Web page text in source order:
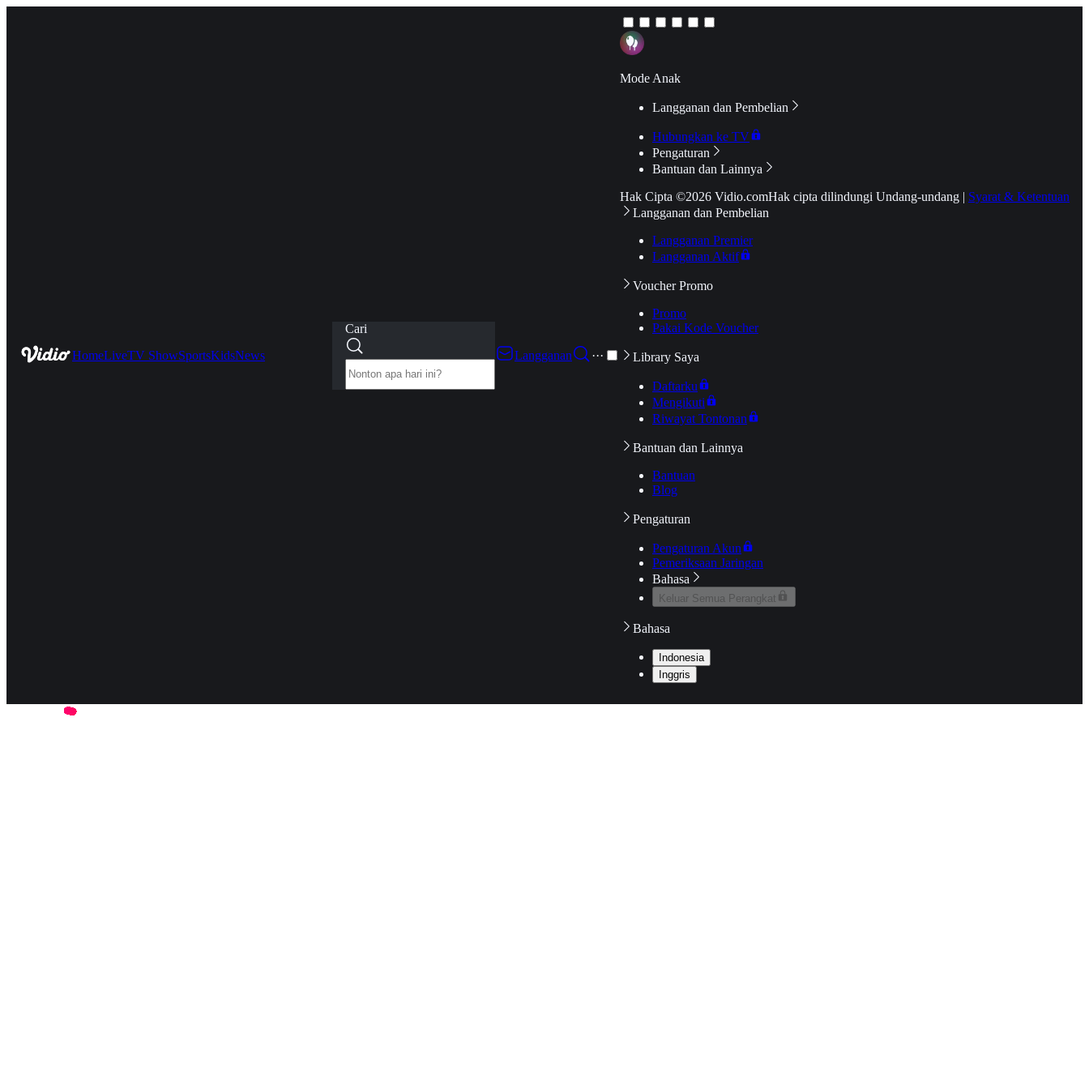
HomeLiveTV ShowSportsKidsNews
Cari
Langganan
···
Mode Anak
Langganan dan Pembelian
Hubungkan ke TV
Pengaturan
Bantuan dan Lainnya
Hak Cipta ©2026 Vidio.comHak cipta dilindungi Undang-undang | Syarat & Ketentuan
Langganan dan Pembelian
Langganan Premier
Langganan Aktif
Voucher Promo
Promo
Pakai Kode Voucher
Library Saya
Daftarku
Mengikuti
Riwayat Tontonan
Bantuan dan Lainnya
Bantuan
Blog
Pengaturan
Pengaturan Akun
Pemeriksaan Jaringan
Bahasa
Keluar Semua Perangkat
Bahasa
Indonesia
Inggris